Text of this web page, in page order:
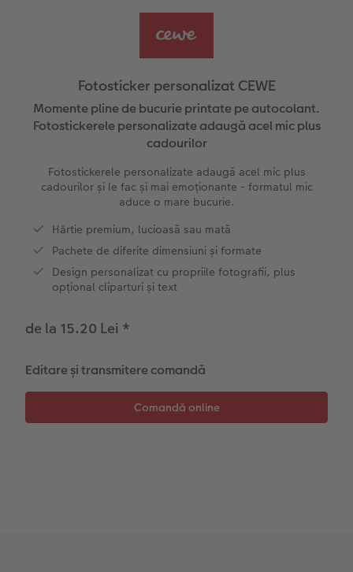
Exemplele clienților
CEWE FOTOCARTE Kids
CEWE FOTOCARTE Art Collection
Nature Prints
Poster Premium
Art Prints
Fotografii standard
Cutii cu fotografii
Set fotografii
Fotosticker
Instant Foto
Sticker instant
Fotografie Aludibond
Fotografie pe Forex
Panou de întâmpinare nuntă
Baghete pentru poster
Hexxas
Fotografie pe lemn
Decorațiuni de perete din mai multe părți
Colaje foto
Bandă foto
Fotografii retro XXL
Rechizite școlare și de birou
Cutii de cadou
Textile
Art Prints
Calendare foto
CEWE FOTOCARTE Kids
Povești CEWE
Idei de cadouri pentru cei dragi
Interviuri
Călătorie
Nuntă
Absolvire
Fotosticker personalizat CEWE
Momente pline de bucurie printate pe autocolant.
Fotostickerele personalizate adaugă acel mic plus
cadourilor
Fotostickerele personalizate adaugă acel mic plus
cadourilor și le fac și mai emoționante - formatul mic
aduce o mare bucurie.
Hârtie premium, lucioasă sau mată
Pachete de diferite dimensiuni și formate
Design personalizat cu propriile fotografii, plus
opțional cliparturi și text
de la 15.20 Lei *
Editare și transmitere comandă